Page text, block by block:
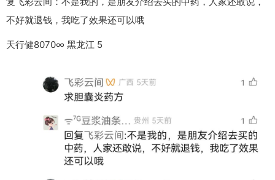
不好就退钱，我吃了效果还可以哦
天行健8070∞ 黑龙江 5